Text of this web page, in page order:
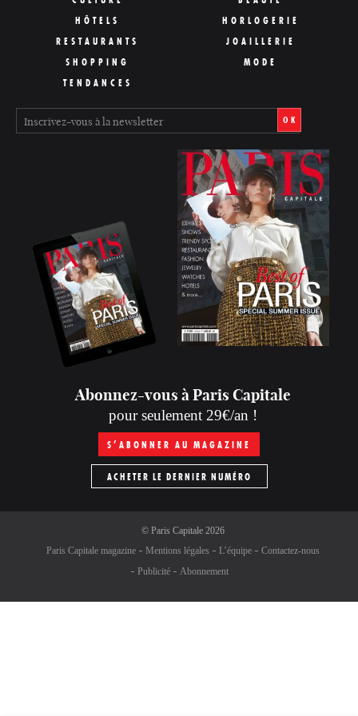
HÔTELS
RESTAURANTS
SHOPPING
TENDANCES
HORLOGERIE
JOAILLERIE
MODE
OK
Abonnez-vous à Paris Capitale
pour seulement 29€/an !
S’ABONNER AU MAGAZINE
ACHETER LE DERNIER NUMÉRO
© Paris Capitale2026
Paris Capitale magazine
Mentions légales L’équipe
Contactez-nous
Publicité
Abonnement